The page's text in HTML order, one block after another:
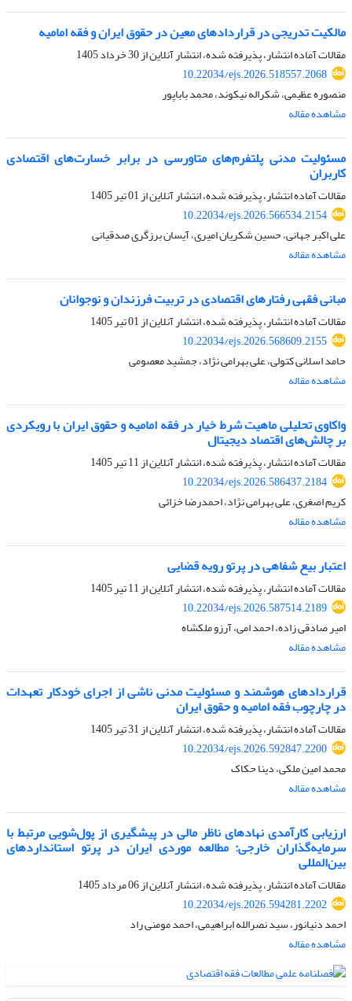
مالکیت تدریجی در قراردادهای معین در حقوق ایران و فقه امامیه
مقالات آماده انتشار، پذیرفته شده، انتشار آنلاین از30 خرداد 1405
10.22034/ejs.2026.518557.2068
منصوره عظیمی، شکراله نیکوند، محمد باباپور
مشاهده مقاله
مسئولیت مدنی پلتفرم‌های متاورسی در برابر خسارت‌های اقتصادی
کاربران
مقالات آماده انتشار، پذیرفته شده، انتشار آنلاین از01 تیر 1405
10.22034/ejs.2026.566534.2154
علی اکبر جهانی، حسین شکریان امیری، آیسان برزگری صدقیانی
مشاهده مقاله
مبانی فقهی رفتارهای اقتصادی در تربیت فرزندان و نوجوانان
مقالات آماده انتشار، پذیرفته شده، انتشار آنلاین از01 تیر 1405
10.22034/ejs.2026.568609.2155
حامد اسلانی کتولی، علی بهرامی نژاد، جمشید معصومی
مشاهده مقاله
واکاوی تحلیلی ماهیت شرط خیار در فقه امامیه و حقوق ایران با رویکردی
بر چالش‌های اقتصاد دیجیتال
مقالات آماده انتشار، پذیرفته شده، انتشار آنلاین از11 تیر 1405
10.22034/ejs.2026.586437.2184
کریم اصغری، علی بهرامی نژاد، احمدرضا خزائی
مشاهده مقاله
اعتبار بیع شفاهی در پرتو رویه قضایی
مقالات آماده انتشار، پذیرفته شده، انتشار آنلاین از11 تیر 1405
10.22034/ejs.2026.587514.2189
امیر صادقی زاده، احمد امی، آرزو ملکشاه
مشاهده مقاله
قراردادهای هوشمند و مسئولیت مدنی ناشی از اجرای خودکار تعهدات
در چارچوب فقه امامیه و حقوق ایران
مقالات آماده انتشار، پذیرفته شده، انتشار آنلاین از31 تیر 1405
10.22034/ejs.2026.592847.2200
محمد امین ملکی، دینا حکاک
مشاهده مقاله
ارزیابی کارآمدی نهادهای ناظر مالی در پیشگیری از پول‌شویی مرتبط با
سرمایه‌گذاران خارجی: مطالعه موردی ایران در پرتو استانداردهای
بین‌المللی
مقالات آماده انتشار، پذیرفته شده، انتشار آنلاین از06 مرداد 1405
10.22034/ejs.2026.594281.2202
احمد دنیانور، سید نصرالله ابراهیمی، احمد مومنی راد
مشاهده مقاله